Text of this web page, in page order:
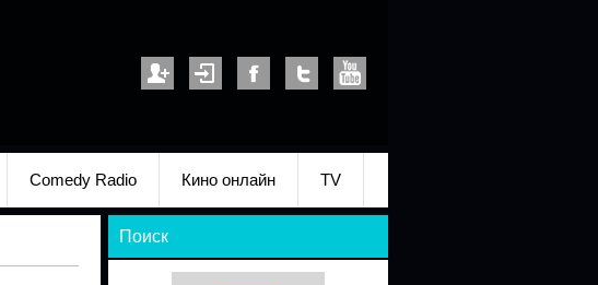
Comedy Radio Кино онлайн TV
Поиск